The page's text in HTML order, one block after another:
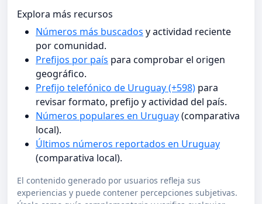
Explora más recursos
Números más buscados y actividad reciente
por comunidad.
Prefijos por país para comprobar el origen
geográfico.
Prefijo telefónico de Uruguay (+598) para
revisar formato, prefijo y actividad del país.
Números populares en Uruguay(comparativa
local).
Últimos números reportados en Uruguay
(comparativa local).
El contenido generado por usuarios refleja sus
experiencias y puede contener percepciones subjetivas.